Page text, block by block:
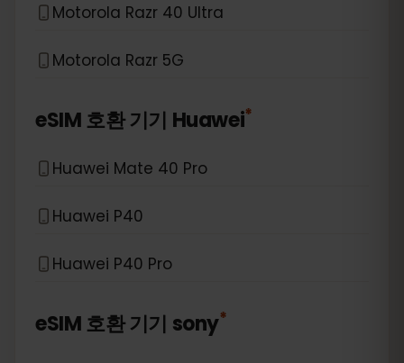
Motorola Razr 40 Ultra
Motorola Razr 5G
eSIM 호환 기기 Huawei*
Huawei Mate 40 Pro
Huawei P40
Huawei P40 Pro
eSIM 호환 기기 sony*